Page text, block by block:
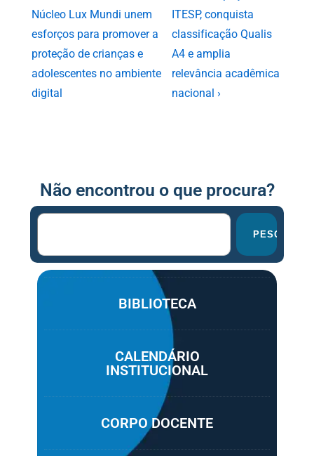
Núcleo Lux Mundi unem
esforços para promover a
proteção de crianças e
adolescentes no ambiente
digital
ITESP, conquista
classificação Qualis
A4 e amplia
relevância acadêmica
nacional ›
Não encontrou o que procura?
PESQUISAR
BIBLIOTECA
CALENDÁRIO
INSTITUCIONAL
CORPO DOCENTE